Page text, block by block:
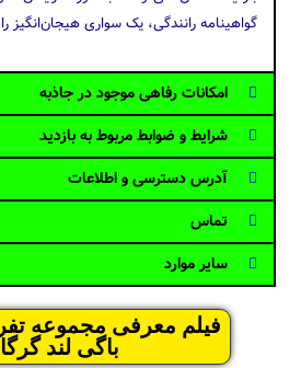
گواهینامه رانندگی، یک سواری هیجان‌انگیز
امکانات رفاهی موجود در جاذبه
شرایط و ضوابط مربوط به بازدید
آدرس دسترسی و اطلاعات
تماس
سایر موارد
فیلم معرفی مجموعه
باگی لند